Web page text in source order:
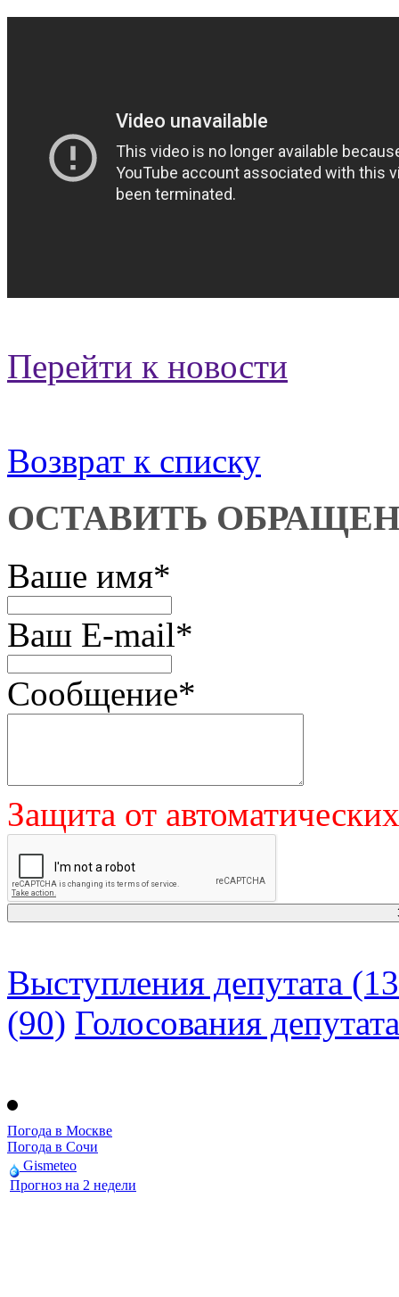
Перейти к новости
Возврат к списку
ОСТАВИТЬ
Ваше имя*
Ваш E-mail*
Сообщение*
Защита от
Выступления депутата
(90) Голосования депутата
Погода в Москве
Погода в Сочи
Gismeteo
Прогноз на 2 недели